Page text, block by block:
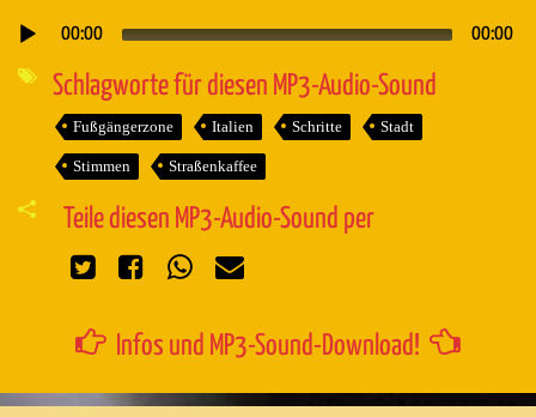
Audio-
00:00 00:00
Schlagworte für diesen MP3-Audio-Sound
Fußgängerzone Italien Schritte Stadt
Stimmen Straßenkaffee
Teile diesen MP3-Audio-Sound per
Infos und MP3-Sound-Download!